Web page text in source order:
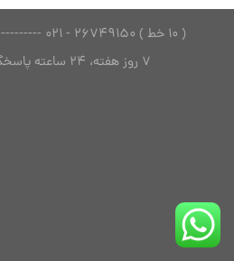
( 10 خط ) 26749150 - 021 ---------------- 2624701 - 0921
7 روز هفته، 24 ساعته پاسخگوی شما هستیم.